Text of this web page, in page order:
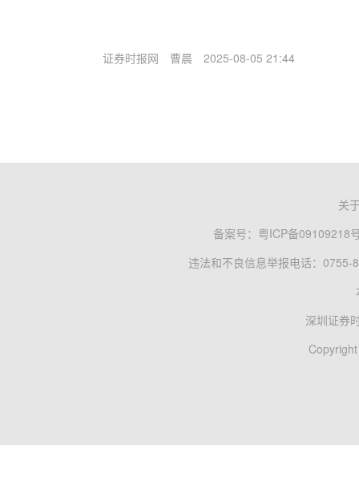
证券时报网 曹晨 2025-08-05 21:44
关
备案号： 粤ICP备09109218
违法和不良信息举报电话：0755-
深圳证券